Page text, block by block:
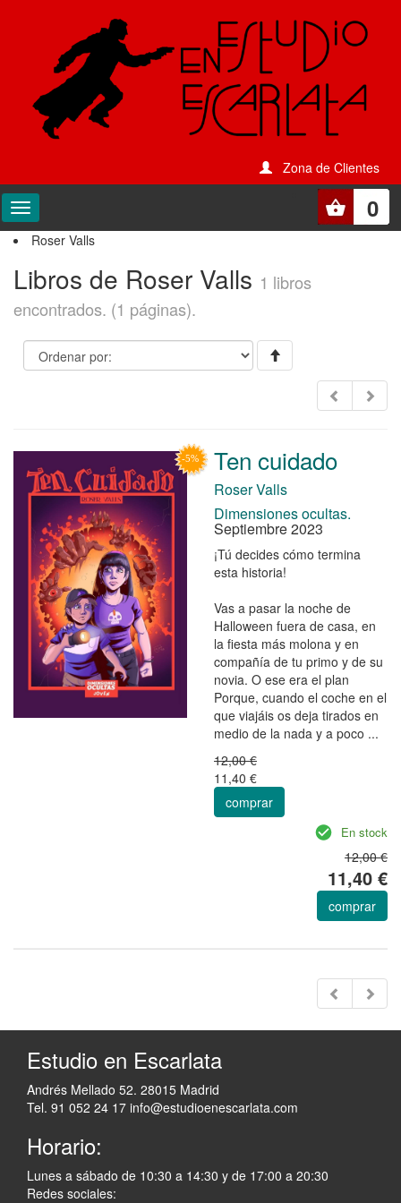
Zona de Clientes
0
Roser Valls
Libros de Roser Valls 1 libros
encontrados. (1 páginas).
Ten cuidado
Roser Valls
Dimensiones ocultas.
Septiembre 2023
¡Tú decides cómo termina
esta historia!
Vas a pasar la noche de
Halloween fuera de casa, en
la fiesta más molona y en
compañía de tu primo y de su
novia. O ese era el plan
Porque, cuando el coche en el
que viajáis os deja tirados en
medio de la nada y a poco ...
12,00 €
11,40 €
comprar
En stock
12,00 €
11,40 €
comprar
Estudio en Escarlata
Andrés Mellado 52. 28015 Madrid
Tel. 91 052 24 17 info@estudioenescarlata.com
Horario:
Lunes a sábado de 10:30 a 14:30 y de 17:00 a 20:30
Redes sociales: